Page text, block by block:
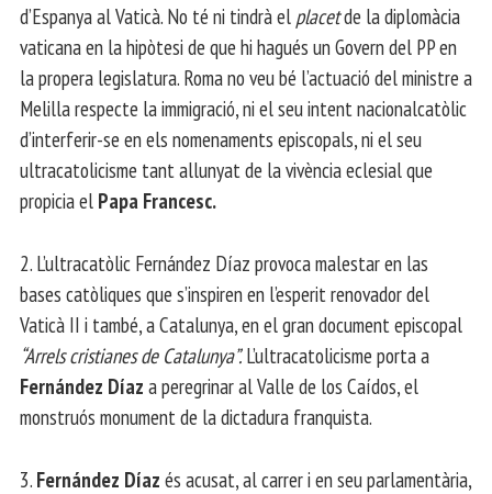
d’Espanya al Vaticà. No té ni tindrà el placetde la diplomàcia
vaticana en la hipòtesi de que hi hagués un Govern del PP en
la propera legislatura. Roma no veu bé l’actuació del ministre a
Melilla respecte la immigració, ni el seu intent nacionalcatòlic
d’interferir-se en els nomenaments episcopals, ni el seu
ultracatolicisme tant allunyat de la vivència eclesial que
propicia el Papa Francesc.
2. L’ultracatòlic Fernández Díaz provoca malestar en las
bases catòliques que s’inspiren en l’esperit renovador del
Vaticà II i també, a Catalunya, en el gran document episcopal
“Arrels cristianes de Catalunya”.L’ultracatolicisme porta a
Fernández Díaz a peregrinar al Valle de los Caídos, el
monstruós monument de la dictadura franquista.
3. Fernández Díaz és acusat, al carrer i en seu parlamentària,